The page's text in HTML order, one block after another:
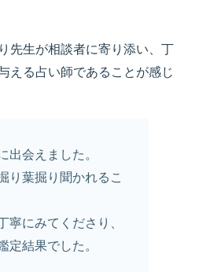
先生が相談者に寄り添い、丁
える占い師であることが感じ
出会えました。
り葉掘り聞かれるこ
寧にみてくださり、
定結果でした。